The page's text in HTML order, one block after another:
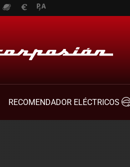
RECOMENDADOR ELÉCTRICOS